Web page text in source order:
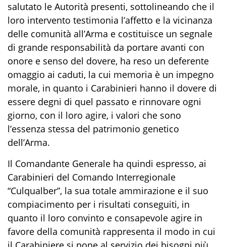
salutato le Autorità presenti, sottolineando che il
loro intervento testimonia l’affetto e la vicinanza
delle comunità all’Arma e costituisce un segnale
di grande responsabilità da portare avanti con
onore e senso del dovere, ha reso un deferente
omaggio ai caduti, la cui memoria è un impegno
morale, in quanto i Carabinieri hanno il dovere di
essere degni di quel passato e rinnovare ogni
giorno, con il loro agire, i valori che sono
l’essenza stessa del patrimonio genetico
dell’Arma.
Il Comandante Generale ha quindi espresso, ai
Carabinieri del Comando Interregionale
“Culqualber”, la sua totale ammirazione e il suo
compiacimento per i risultati conseguiti, in
quanto il loro convinto e consapevole agire in
favore della comunità rappresenta il modo in cui